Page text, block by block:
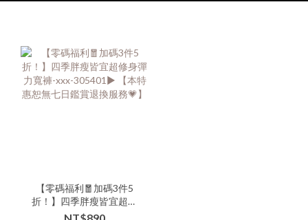
【零碼福利🧧加碼3件5
折！】四季胖瘦皆宜超修
身彈力寬褲-xxx-305401▶
NT$890